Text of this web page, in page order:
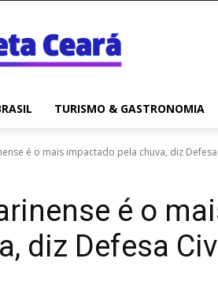
TURISMO & GASTRONOMIA
é o mais impactado pela chuva, diz Defesa
é o
diz Defesa